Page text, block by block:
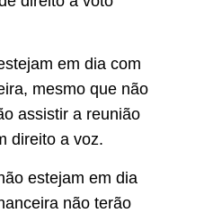
em dia com
mesmo que não
assistir a reunião
direito a voz.
estejam em dia
não terão